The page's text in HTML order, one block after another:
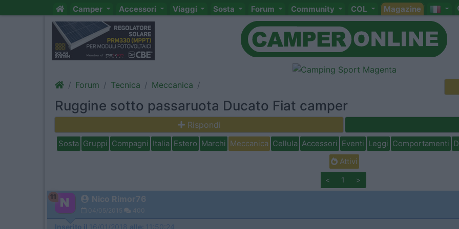
Camper Accessori Viaggi Sosta Forum Community COL Magazine
Forum Tecnica Meccanica
Ruggine sotto passaruota Ducato Fiat camper
Rispondi
Sosta Gruppi Compagni Italia Estero Marchi Meccanica Cellula Accessori Eventi Leggi Comportamenti
Attivi
< 1 >
11 Nico Rimor76
04/05/2015 400
Inserito il 16/01/2018 alle: 11:50:24